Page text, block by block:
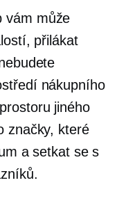
vám může
přilákat
nákupního
jiného
značky, které
a setkat se s